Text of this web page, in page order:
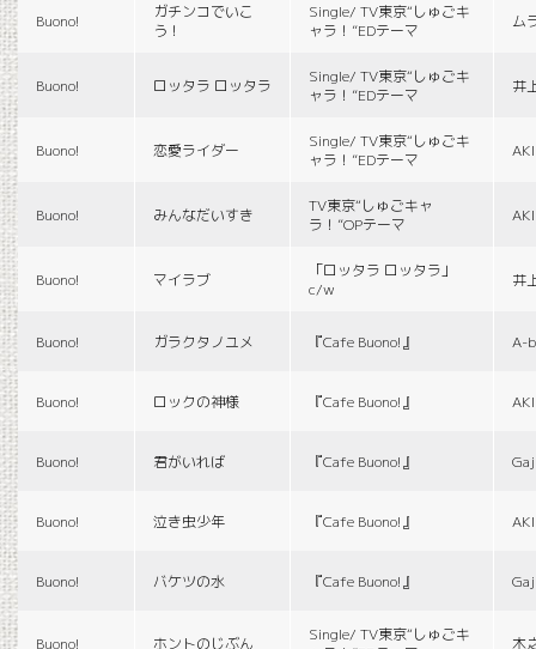
Buono!
ガチンコでいこ
う！
Single/ TV東京“しゅごキ
ャラ！”EDテーマ
ム
Buono! ロッタラ ロッタラ
Single/ TV東京“しゅごキ
ャラ！”EDテーマ
井
Buono! 恋愛ライダー
Single/ TV東京“しゅごキ
ャラ！”EDテーマ
Buono! みんなだいすき
TV東京“しゅごキャ
ラ！”OPテーマ
Buono! マイラブ
「ロッタラ ロッタラ」
c/w
井
Buono! ガラクタノユメ 『Cafe Buono!』 A-
Buono! ロックの神様 『Cafe Buono!』
Buono! 君がいれば 『Cafe Buono!』
Buono! 泣き虫少年 『Cafe Buono!』
Buono! バケツの水 『Cafe Buono!』
Buono! ホントのじぶん
Single/ TV東京“しゅごキ
木